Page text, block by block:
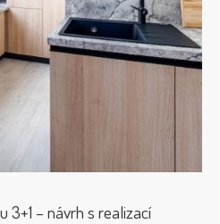
3+1 – návrh s realizací